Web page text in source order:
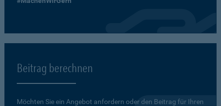
Beitrag berechnen
Möchten Sie ein Angebot anfordern oder den Beitrag für Ihren